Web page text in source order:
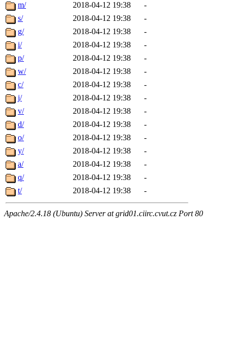
m/
2018-04-12 19:38
-
s/
2018-04-12 19:38
-
g/
2018-04-12 19:38
-
i/
2018-04-12 19:38
-
p/
2018-04-12 19:38
-
w/
2018-04-12 19:38
-
c/
2018-04-12 19:38
-
j/
2018-04-12 19:38
-
v/
2018-04-12 19:38
-
d/
2018-04-12 19:38
-
o/
2018-04-12 19:38
-
y/
2018-04-12 19:38
-
a/
2018-04-12 19:38
-
q/
2018-04-12 19:38
-
t/
2018-04-12 19:38 -
Apache/2.4.18 (Ubuntu) Server at grid01.ciirc.cvut.cz Port 80